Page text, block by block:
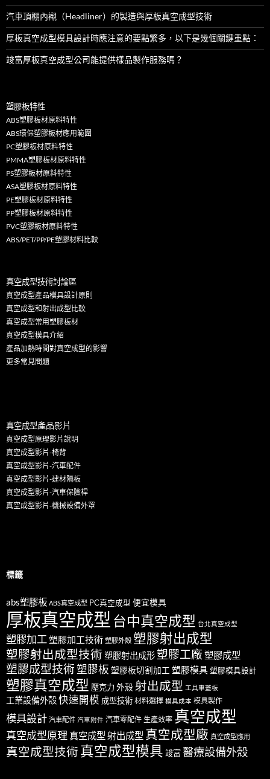
汽車頂棚內襯（Headliner）的製造與厚板真空成型技術
厚板真空成型模具設計時應注意的要點繁多，以下是幾個關鍵重點：
竣富厚板真空成型公司能提供樣品製作服務嗎？
塑膠板特性
ABS塑膠板材原料特性
ABS環保塑膠板材應用範圍
PC塑膠板材原料特性
PMMA塑膠板材原料特性
PS塑膠板材原料特性
ASA塑膠板材原料特性
PE塑膠板材原料特性
PP塑膠板材原料特性
PVC塑膠板材原料特性
ABS/PET/PP/PE塑膠材料比較
真空成型技術討論區
真空成型產品模具設計原則
真空成型和射出成型比較
真空成型常用塑膠板材
真空成型模具介紹
產品加熱時間對真空成型的影響
更多常見問題
真空成型產品影片
真空成型原理影片說明
真空成型影片-椅背
真空成型影片-汽車配件
真空成型影片-建材隔板
真空成型影片-汽車保險桿
真空成型影片-機械設備外罩
標籤
abs塑膠板 ABS真空成型 PC真空成型 便宜模具
厚板真空成型 台中真空成型 台北真空成型
塑膠加工 塑膠加工技術 塑膠外殼 塑膠射出成型
塑膠射出成型技術 塑膠射出成形塑膠工廠 塑膠成型
塑膠成型技術塑膠板 塑膠板切割加工 塑膠模具塑膠模具設計
塑膠真空成型 壓克力 外殼 射出成型 工具車蓋板
工業設備外殼快速開模 成型技術 材料選擇 模具成本 模具製作
模具設計 汽車配件 汽車附件 汽車零配件 生產效率 真空成型
真空成型原理 真空成型 射出成型 真空成型廠 真空成型應用
真空成型技術 真空成型模具 竣富醫療設備外殼